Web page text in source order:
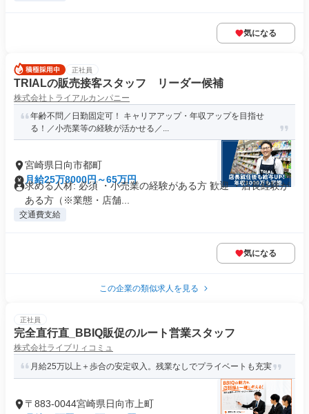
気になる
正社員
TRIALの販売接客スタッフ リーダー候補
株式会社トライアルカンパニー
年齢不問／日勤固定可！ キャリアアップ・年収アップを目指せ
る！／小売業等の経験が活かせる／...
宮崎県日向市都町
月給25万8000円～65万円
求める人材: 必須 ・小売業の経験がある方 歓迎 ・店長経験が
ある方（※業態・店舗...
交通費支給
気になる
この企業の類似求人を見る
正社員
完全直行直_BBIQ販促のルート営業スタッフ
株式会社ライブリィコミュ
月給25万以上＋歩合の安定収入。残業なしでプライベートも充実
〒883-0044宮崎県日向市上町